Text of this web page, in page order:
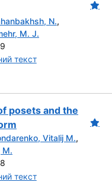
N.,
M. J.
текст
posets and the
Vitalij M.,
M.
текст